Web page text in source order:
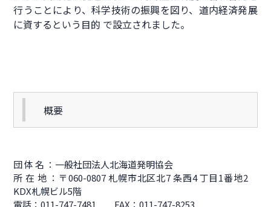
行うことにより、科学技術の振興を図り、道内経済発展
に資するという目的 で設立されました。
概要
団 体 名 ：一般社団法人北海道発明協会
所 在 地 ：〒060-0807 札幌市北区北7 条西4 丁目1番地2
KDX札幌ビル5階
電話：011-747-7481 FAX：011-747-8253